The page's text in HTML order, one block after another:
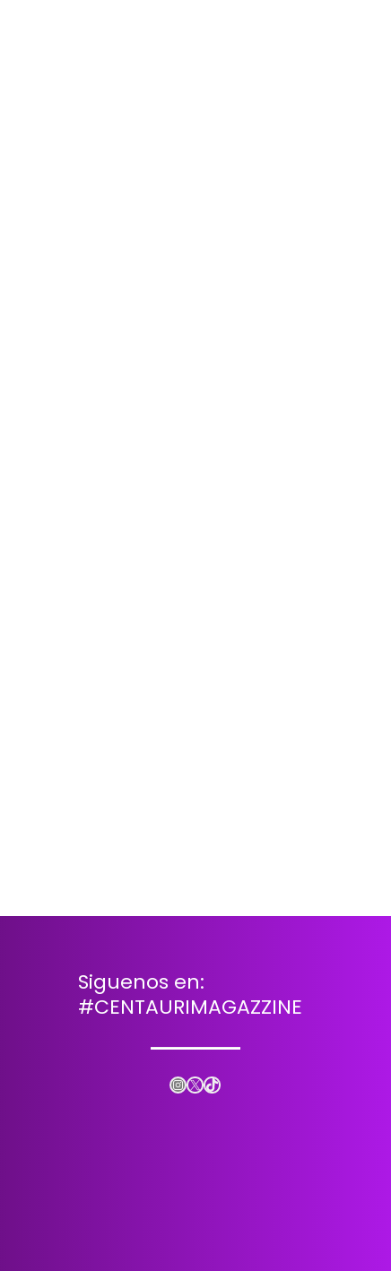
Siguenos en:
#CENTAURIMAGAZZINE